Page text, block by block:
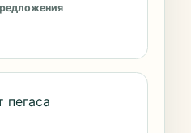
пегаса